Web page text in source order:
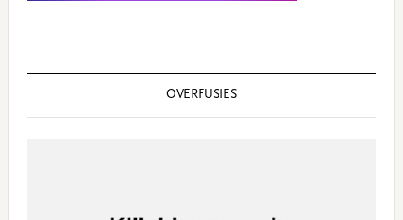
OVERFUSIES